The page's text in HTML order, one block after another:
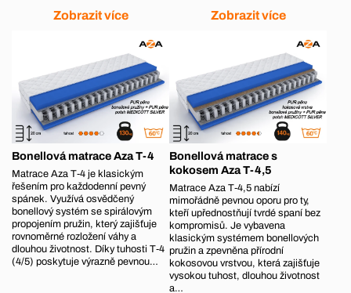
Zobrazit více Zobrazit více
Bonellová matrace Aza T-4
Matrace Aza T‑4 je klasickým
řešením pro každodenní pevný
spánek. Využívá osvědčený
bonellový systém se spirálovým
propojením pružin, který zajišťuje
rovnoměrné rozložení váhy a
dlouhou životnost. Díky tuhosti T‑4
(4/5) poskytuje výrazně pevnou…
Bonellová matrace s
kokosem Aza T-4,5
Matrace Aza T‑4,5 nabízí
mimořádně pevnou oporu pro ty,
kteří upřednostňují tvrdé spaní bez
kompromisů. Je vybavena
klasickým systémem bonellových
pružin a zpevněna přírodní
kokosovou vrstvou, která zajišťuje
vysokou tuhost, dlouhou životnost
a…